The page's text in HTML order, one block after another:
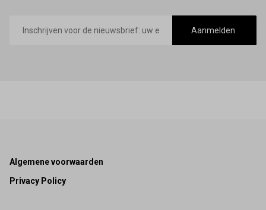
mailadres
Aanmelden
Footer
Algemene voorwaarden
Privacy Policy